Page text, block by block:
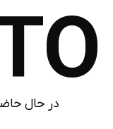
در حال